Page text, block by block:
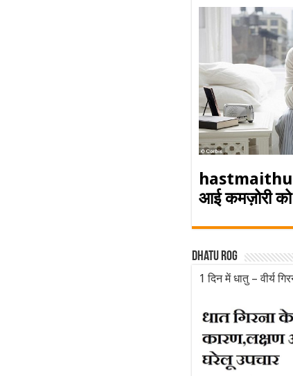
आई कमज़ोरी
Dhatu rog
1 दिन में धातु – वीर्य